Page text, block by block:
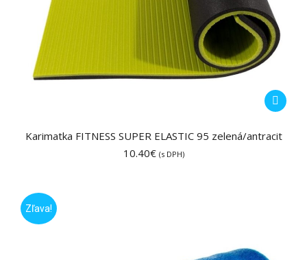
Karimatka FITNESS SUPER ELASTIC 95 zelená/antracit
10.40€ (s DPH)
Zľava!